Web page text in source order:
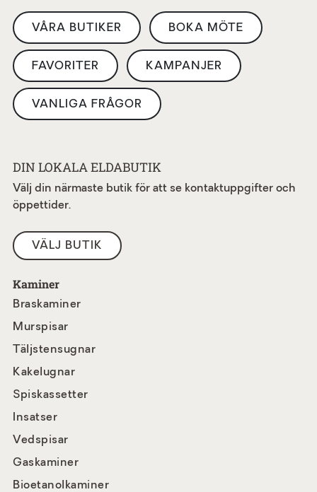
VÅRA BUTIKER BOKA MÖTE
FAVORITER KAMPANJER
VANLIGA FRÅGOR
DIN LOKALA ELDABUTIK
Välj din närmaste butik för att se kontaktuppgifter och
öppettider.
VÄLJ BUTIK
Kaminer
Braskaminer
Murspisar
Täljstensugnar
Kakelugnar
Spiskassetter
Insatser
Vedspisar
Gaskaminer
Bioetanolkaminer